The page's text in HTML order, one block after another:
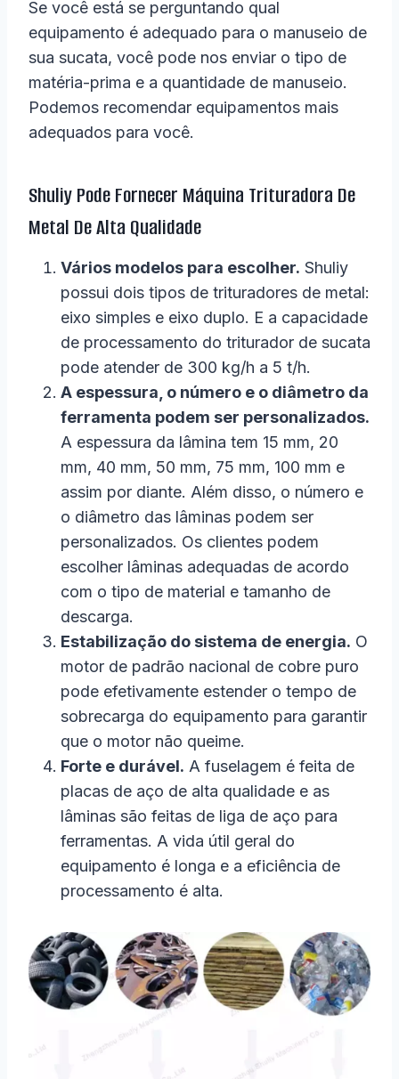
Se você está se perguntando qual
equipamento é adequado para o manuseio de
sua sucata, você pode nos enviar o tipo de
matéria-prima e a quantidade de manuseio.
Podemos recomendar equipamentos mais
adequados para você.
Shuliy Pode Fornecer Máquina Trituradora De
Metal De Alta Qualidade
Vários modelos para escolher. Shuliy
possui dois tipos de trituradores de metal:
eixo simples e eixo duplo. E a capacidade
de processamento do triturador de sucata
pode atender de 300 kg/h a 5 t/h.
A espessura, o número e o diâmetro da
ferramenta podem ser personalizados.
A espessura da lâmina tem 15 mm, 20
mm, 40 mm, 50 mm, 75 mm, 100 mm e
assim por diante. Além disso, o número e
o diâmetro das lâminas podem ser
personalizados. Os clientes podem
escolher lâminas adequadas de acordo
com o tipo de material e tamanho de
descarga.
Estabilização do sistema de energia. O
motor de padrão nacional de cobre puro
pode efetivamente estender o tempo de
sobrecarga do equipamento para garantir
que o motor não queime.
Forte e durável. A fuselagem é feita de
placas de aço de alta qualidade e as
lâminas são feitas de liga de aço para
ferramentas. A vida útil geral do
equipamento é longa e a eficiência de
processamento é alta.